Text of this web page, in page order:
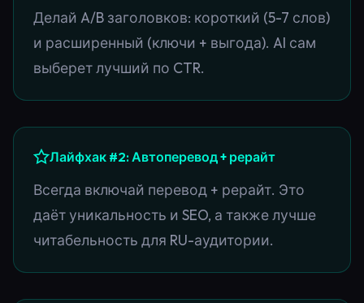
Делай A/B заголовков: короткий (5-7 слов)
и расширенный (ключи + выгода). AI сам
выберет лучший по CTR.
Лайфхак #2: Автоперевод + рерайт
Всегда включай перевод + рерайт. Это
даёт уникальность и SEO, а также лучше
читабельность для RU-аудитории.